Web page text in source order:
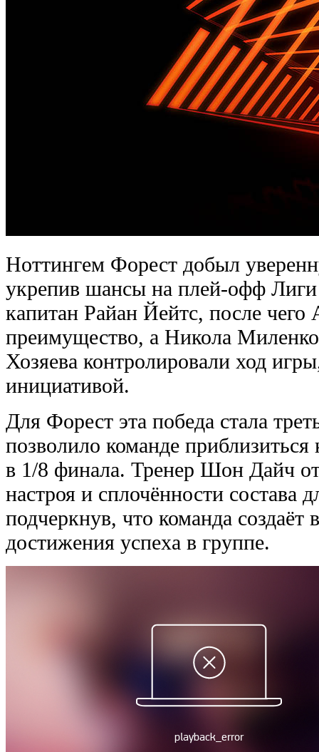
Ноттингем Форест добыл
укрепив шансы на плей-офф
капитан Райан Йейтс, после
преимущество, а Николa
Хозяева контролировали ход
инициативой.
Для Форест эта победа стала
позволило команде
в 1/8 финала. Тренер Шон Дайч
настроя и сплочённости состава
подчеркнув, что команда
достижения успеха в группе.